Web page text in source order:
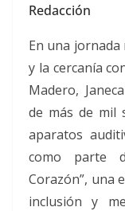
Redacción
En una
y la cercanía
Madero,
de más de mil
aparatos
como parte
Corazón”, una
inclusión y